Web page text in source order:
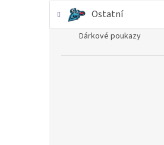
Ostatní
Dárkové poukazy